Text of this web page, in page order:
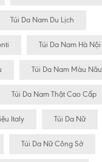
Túi Da Nam Du Lịch
Túi Da Nam Hà Nội
Túi Da Nam Màu Nâu
Túi Da Nam Thật Cao Cấp
Italy Túi Da Nữ
Túi Da Nữ Công Sở